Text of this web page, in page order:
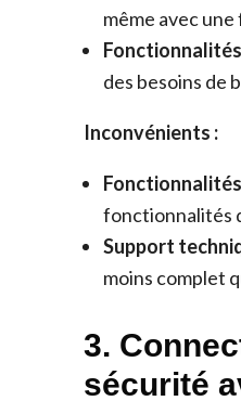
même avec
des besoins de
Inconvénients :
fonctionnalités
Support
moins complet
3.
sécurité